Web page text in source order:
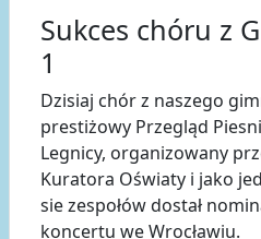
Sukces chóru z
1
Dzisiaj chór z naszego
prestiżowy Przegląd
Legnicy, organizowany
Kuratora Oświaty i jako
sie zespołów dostał
koncertu we Wrocławiu.